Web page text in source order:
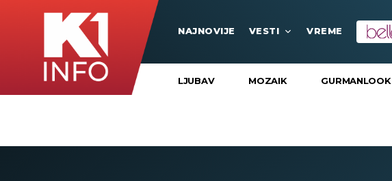
NAJNOVIJE VESTI VREME
LJUBAV MOZAIK GURMANLOOK